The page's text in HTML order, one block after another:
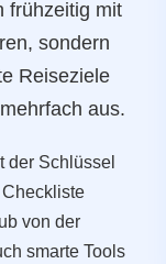
frühzeitig mit
sondern
Reiseziele
aus.
der Schlüssel
von der
smarte Tools